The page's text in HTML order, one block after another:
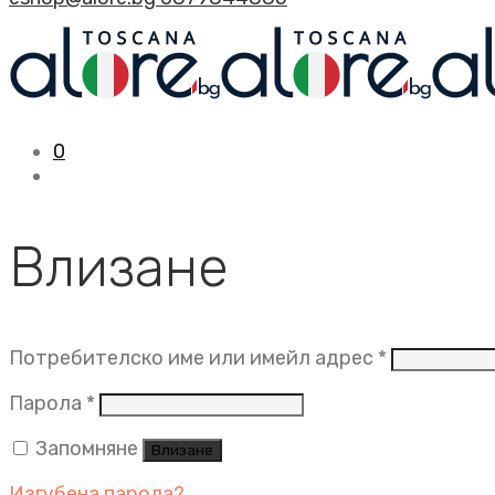
0
Влизане
Потребителско име или имейл адрес *
Парола * Задължително
Запомняне
Влизане